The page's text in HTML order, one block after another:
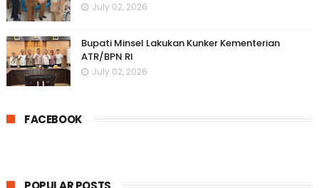
July 02, 2026
Bupati Minsel Lakukan Kunker Kementerian
ATR/BPN RI
July 02, 2026
FACEBOOK